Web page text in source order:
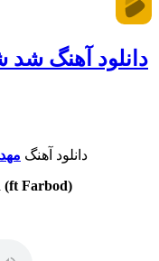
دانلود آهنگ شد
دانلود آهنگ
(ft Farbod)